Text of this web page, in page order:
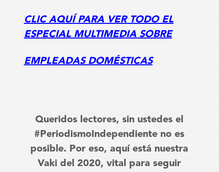
CLIC AQUÍ PARA VER TODO EL
ESPECIAL MULTIMEDIA SOBRE
EMPLEADAS DOMÉSTICAS
Queridos lectores, sin ustedes el
#PeriodismoIndependiente no es
posible. Por eso, aquí está nuestra
Vaki del 2020, vital para seguir